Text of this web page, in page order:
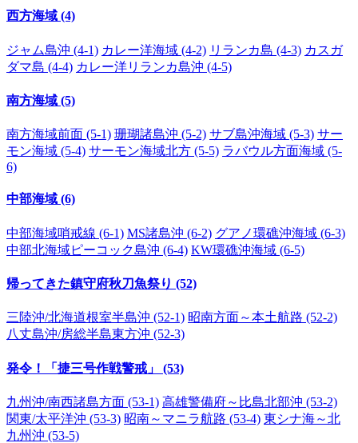
西方海域 (4)
ジャム島沖 (4-1) カレー洋海域 (4-2) リランカ島 (4-3) カスガ
ダマ島 (4-4) カレー洋リランカ島沖 (4-5)
南方海域 (5)
南方海域前面 (5-1) 珊瑚諸島沖 (5-2) サブ島沖海域 (5-3) サー
モン海域 (5-4) サーモン海域北方 (5-5) ラバウル方面海域 (5-
6)
中部海域 (6)
中部海域哨戒線 (6-1) MS諸島沖 (6-2) グアノ環礁沖海域 (6-3)
中部北海域ピーコック島沖 (6-4) KW環礁沖海域 (6-5)
帰ってきた鎮守府秋刀魚祭り (52)
三陸沖/北海道根室半島沖 (52-1) 昭南方面～本土航路 (52-2)
八丈島沖/房総半島東方沖 (52-3)
発令！「捷三号作戦警戒」 (53)
九州沖/南西諸島方面 (53-1) 高雄警備府～比島北部沖 (53-2)
関東/太平洋沖 (53-3) 昭南～マニラ航路 (53-4) 東シナ海～北
九州沖 (53-5)